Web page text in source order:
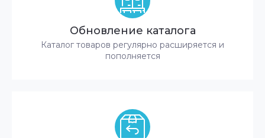
Обновление каталога
Каталог товаров регулярно расширяется и
пополняется